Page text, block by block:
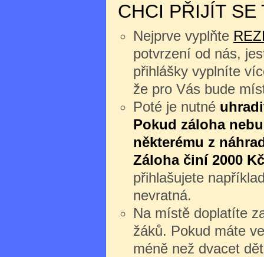
CHCI PŘIJÍT SE
Nejprve vyplňte
potvrzení od nás,
přihlášky vyplníte
že pro Vás bude
Poté je nutné
Pokud záloha
některému z
Záloha činí 2000
přihlašujete
nevratná.
Na místě doplatíte
žáků. Pokud máte
méně než dvacet